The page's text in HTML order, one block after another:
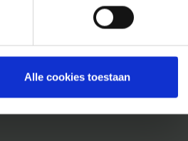
Alle cookies toestaan